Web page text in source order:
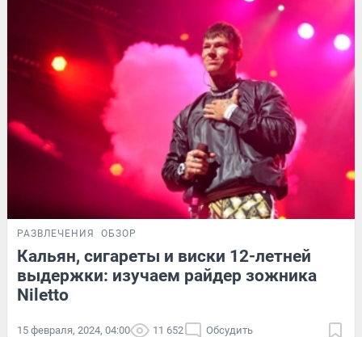
РАЗВЛЕЧЕНИЯ ОБЗОР
Кальян, сигареты и виски 12-летней
выдержки: изучаем райдер зожника
Niletto
15 февраля, 2024, 04:00 11 652 Обсудить